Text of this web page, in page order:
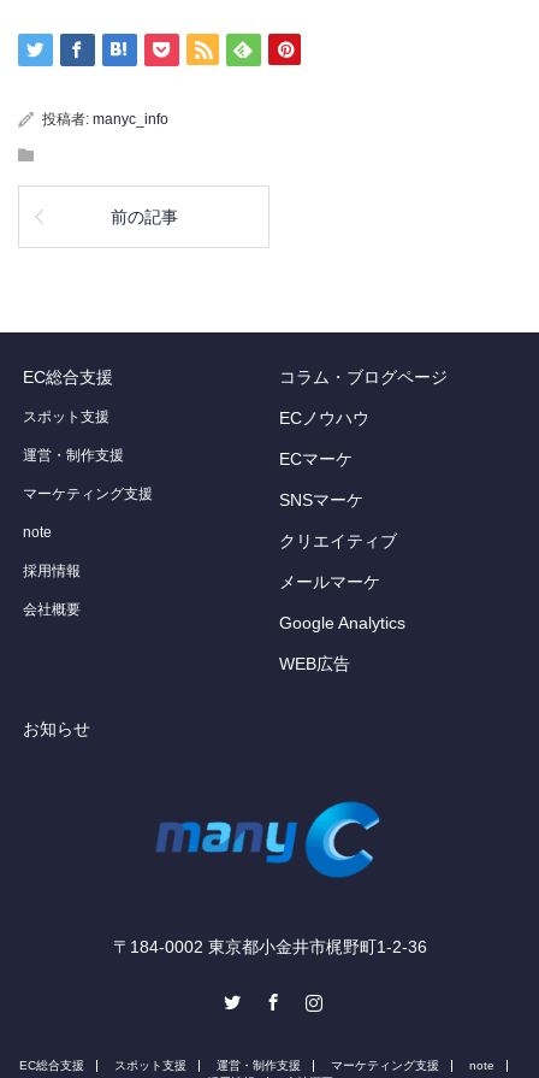
投稿者: manyc_info
前の記事
EC総合支援
スポット支援
運営・制作支援
マーケティング支援
note
採用情報
会社概要
コラム・ブログページ
ECノウハウ
ECマーケ
SNSマーケ
クリエイティブ
メールマーケ
Google Analytics
WEB広告
お知らせ
〒184-0002 東京都小金井市梶野町1-2-36
EC総合支援 スポット支援 運営・制作支援 マーケティング支援
note